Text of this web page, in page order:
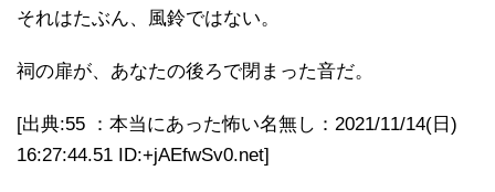
それはたぶん、風鈴ではない。
祠の扉が、あなたの後ろで閉まった音だ。
[出典:55 ：本当にあった怖い名無し：2021/11/14(日)
16:27:44.51 ID:+jAEfwSv0.net]